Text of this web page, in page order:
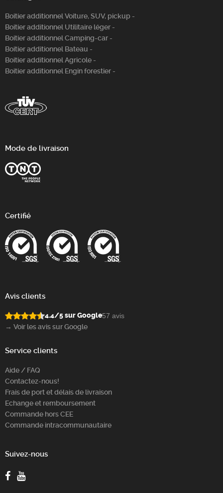
Boitier additionnel Voiture, SUV, pickup -
Boitier additionnel Utilitaire léger -
Boitier additionnel Camping-car -
Boitier additionnel Bateau -
Boitier additionnel Agricole -
Boitier additionnel Engin forestier -
Mode de livraison
Certifié
Avis clients
4.4/5 sur Google57 avis
→ Voir les avis sur Google
Service clients
Aide / FAQ
Contactez-nous!
Frais de port et délais de livraison
Echange et remboursement
Commande hors CEE
Commande intracommunautaire
Suivez-nous